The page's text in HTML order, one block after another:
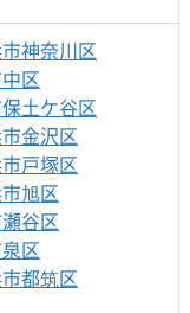
神奈川区
区
土ケ谷区
金沢区
戸塚区
旭区
谷区
区
都筑区